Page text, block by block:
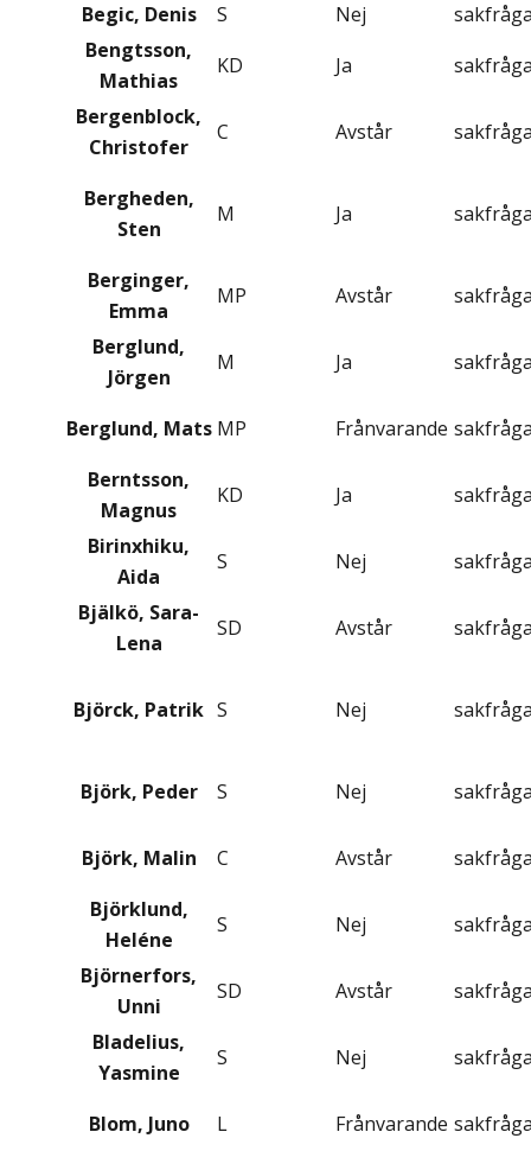
Begic, Denis
S Nej
Bengtsson,
Mathias
KD Ja
Bergenblock,
Christofer
C Avstår
Bergheden,
Sten
M Ja
Berginger,
Emma
MP Avstår
Berglund,
Jörgen
M Ja
Berglund, Mats MP Frånvarande
Berntsson,
Magnus
KD Ja
Birinxhiku,
Aida
S Nej
Bjälkö, Sara-
Lena
SD Avstår
Björck, Patrik S Nej
Björk, Peder S Nej
Björk, Malin C Avstår
Björklund,
Heléne
S Nej
Björnerfors,
Unni
SD Avstår
Bladelius,
Yasmine
S Nej
Blom, Juno L Frånvarande